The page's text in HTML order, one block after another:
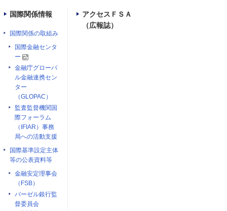
国際関係情報
国際関係の取組み
国際金融センタ
ー
金融庁グローバ
ル金融連携セン
ター
（GLOPAC）
監査監督機関国
際フォーラム
（IFIAR）事務
局への活動支援
国際基準設定主体
等の公表資料等
金融安定理事会
（FSB）
バーゼル銀行監
督委員会
アクセスＦＳＡ
（広報誌）